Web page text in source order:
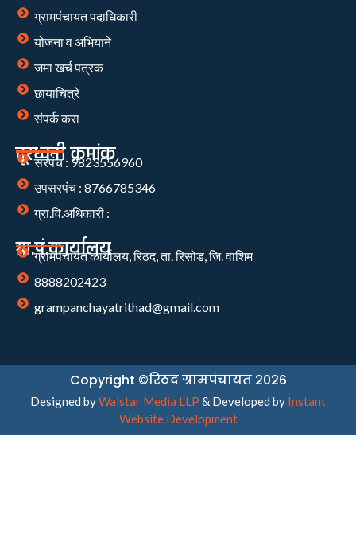
ग्रामपंचायत पदाधिकारी
योजना व अभियाने
जमा खर्च पत्रक
छायाचित्रे
संपर्क करा
दूरध्वनी क्रमांक
सरपंच : 9823556960
उपसरपंच : 8766785346
ग्रा.वि.अधिकारी :
ग्रा.पं.कार्यालय
ग्रामपंचायत कार्यालय, रिठद, ता. रिसोड, जि. वाशिम
8888202423
grampanchayatrithad@gmail.com
Copyright ©रिठद ग्रामपंचायत 2026
Designed byWalstar Media LLP & Developed by Instant
Website Development